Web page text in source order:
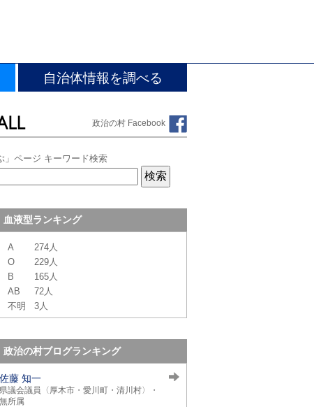
自治体情報を調べる
政治の村 Facebook
」ページ キーワード検索
血液型ランキング
A
274人
O
229人
B
165人
AB
72人
不明
3人
政治の村ブログランキング
佐藤 知一
県議会議員〈厚木市・愛川町・清川村〉・
無所属